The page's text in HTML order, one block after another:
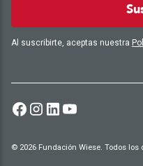
Al suscribirte, aceptas nuestra
© 2026 Fundación Wiese. Todos los